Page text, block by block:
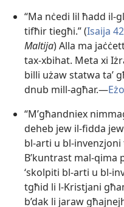
“Ma nċedi lil ħadd il-
tifħir tiegħi.” (Isaija
Maltija) Alla ma
tax-xbihat. Meta xi
billi użaw statwa taʼ
dnub mill-agħar.—
“M’għandniex
deheb jew il-fidda
bl-arti u bl-invenzjoni
B’kuntrast mal-qima
‘skolpiti bl-arti u bl-
tgħid li l-Kristjani
b’dak li jaraw